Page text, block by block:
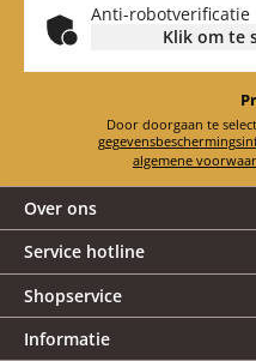
Anti-robotverificatie
Klik om te
algemene
Over ons
Service hotline
Shopservice
Informatie